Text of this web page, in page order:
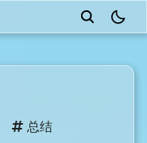
总结